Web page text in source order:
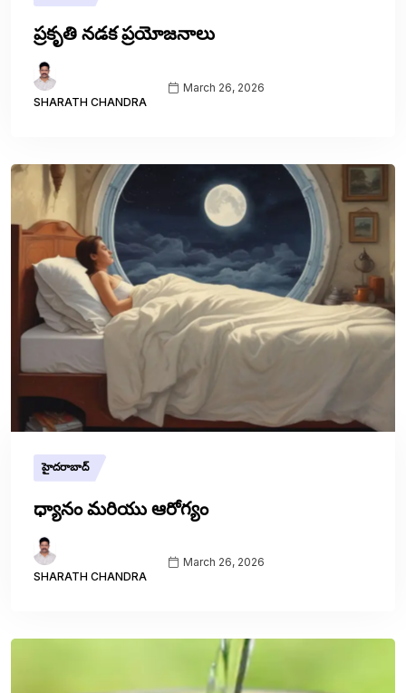
ప్రకృతి నడక ప్రయోజనాలు
SHARATH CHANDRA
March 26, 2026
హైదరాబాద్
ధ్యానం మరియు ఆరోగ్యం
SHARATH CHANDRA
March 26, 2026